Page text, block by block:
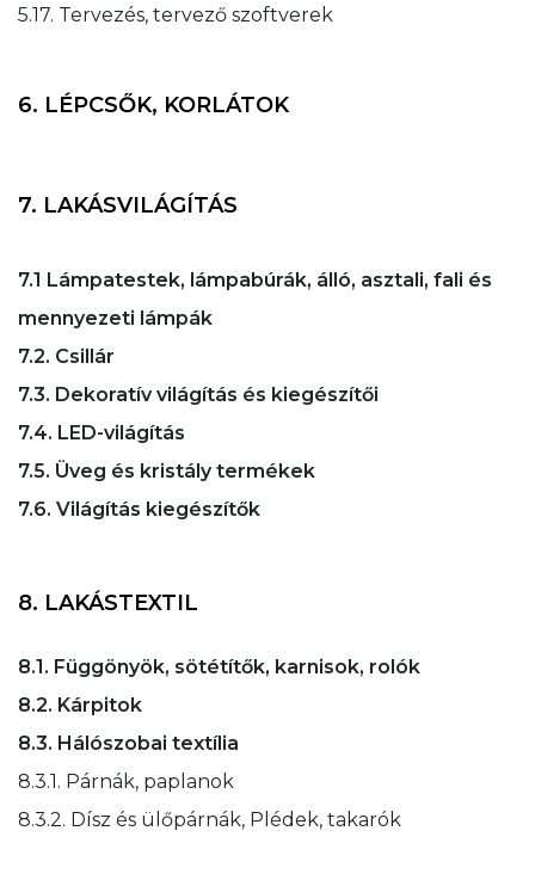
5.17. Tervezés, tervező szoftverek
6. LÉPCSŐK, KORLÁTOK
7. LAKÁSVILÁGÍTÁS
7.1 Lámpatestek, lámpabúrák, álló, asztali, fali és
mennyezeti lámpák
7.2. Csillár
7.3. Dekoratív világítás és kiegészítői
7.4. LED-világítás
7.5. Üveg és kristály termékek
7.6. Világítás kiegészítők
8. LAKÁSTEXTIL
8.1. Függönyök, sötétítők, karnisok, rolók
8.2. Kárpitok
8.3. Hálószobai textília
8.3.1. Párnák, paplanok
8.3.2. Dísz és ülőpárnák, Plédek, takarók